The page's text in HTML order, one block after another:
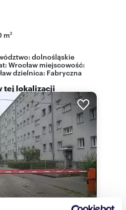
m2
dolnośląskie
Wrocław miejscowość:
dzielnica: Fabryczna
tej lokalizacji